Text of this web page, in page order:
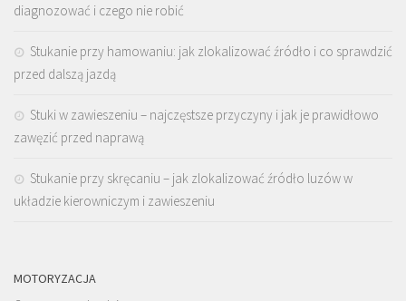
diagnozować i czego nie robić
Stukanie przy hamowaniu: jak zlokalizować źródło i co sprawdzić
przed dalszą jazdą
Stuki w zawieszeniu – najczęstsze przyczyny i jak je prawidłowo
zawęzić przed naprawą
Stukanie przy skręcaniu – jak zlokalizować źródło luzów w
układzie kierowniczym i zawieszeniu
MOTORYZACJA